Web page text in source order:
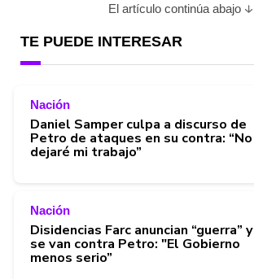
El artículo continúa abajo
TE PUEDE INTERESAR
Nación
Daniel Samper culpa a discurso de
Petro de ataques en su contra: “No
dejaré mi trabajo”
Nación
Disidencias Farc anuncian “guerra” y
se van contra Petro: "El Gobierno
menos serio”